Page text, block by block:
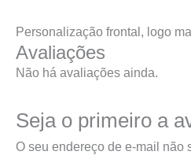
Personalização frontal, logo
Avaliações
Não há avaliações ainda.
Seja o primeiro a
O seu endereço de e-mail não